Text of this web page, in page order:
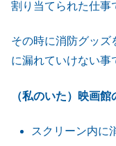
割り当てられた仕事
その時に消防グッ
に漏れていけない事
（私のいた）映画
スクリーン内に